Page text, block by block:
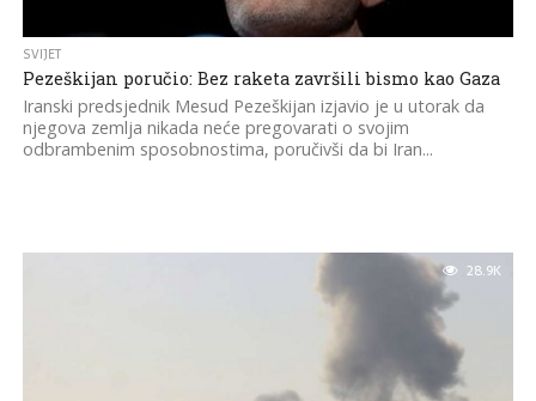
SVIJET
Pezeškijan poručio: Bez raketa završili bismo kao Gaza
Iranski predsjednik Mesud Pezeškijan izjavio je u utorak da
njegova zemlja nikada neće pregovarati o svojim
odbrambenim sposobnostima, poručivši da bi Iran...
28.9K